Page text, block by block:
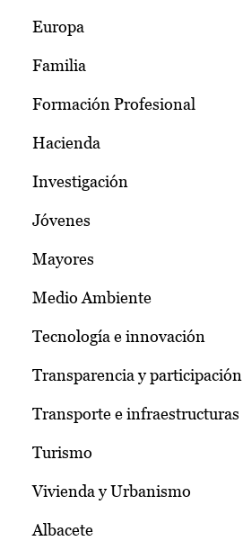
Europa
Familia
Formación Profesional
Hacienda
Investigación
Jóvenes
Mayores
Medio Ambiente
Tecnología e innovación
Transparencia y participación
Transporte e infraestructuras
Turismo
Vivienda y Urbanismo
Albacete